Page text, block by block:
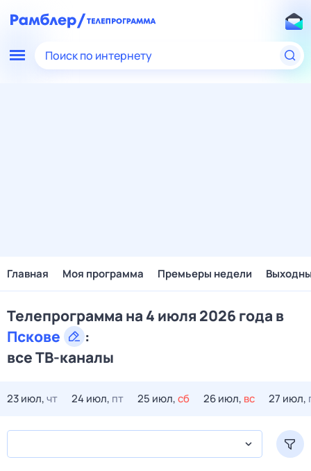
Поиск по интернету
Главная Моя программа Премьеры недели
Телепрограмма на 4 июля 2026 года в
Пскове
:
все ТВ-каналы
23 июл,чт 24 июл, пт 25 июл,сб 26 июл, вс 27 июл,